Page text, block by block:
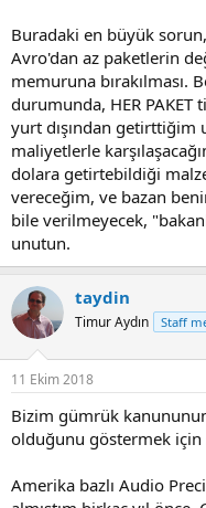
Buradaki en büyük
Avro'dan az paketlerin
memuruna bırakılması.
durumunda, HER
yurt dışından getirttiğim
maliyetlerle
dolara getirtebildiği
vereceğim, ve bazan
bile verilmeyecek,
unutun.
taydin
Timur Aydın Staff
11 Ekim 2018
Bizim gümrük
olduğunu göstermek
Amerika bazlı Audio